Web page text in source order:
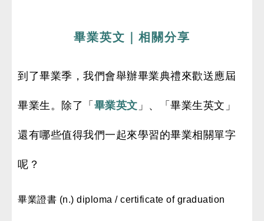
畢業英文｜相關分享
到了畢業季，我們會舉辦畢業典禮來歡送應屆
畢業生。除了「 畢業英文 」、「畢業生英文」
還有哪些值得我們一起來學習的畢業相關單字
呢？
畢業證書 (n.) diploma / certificate of graduation